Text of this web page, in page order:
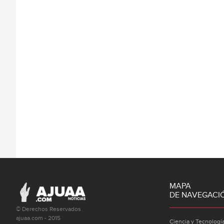
© Derechos Reservados
ajuaa.com - 2015
MAPA
DE
Ciencia y